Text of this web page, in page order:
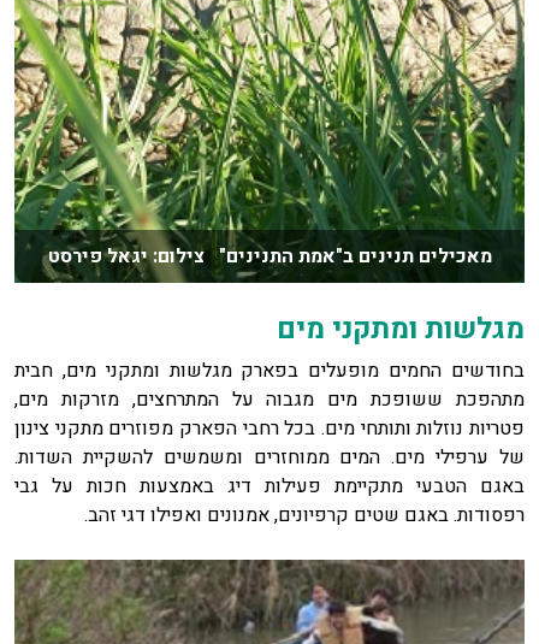
מאכילים תנינים ב"אמת התנינים" צילום: יגאל פירסט
מגלשות ומתקני מים
בחודשים החמים מופעלים בפארק מגלשות ומתקני מים, חבית
מתהפכת ששופכת מים מגבוה על המתרחצים, מזרקות מים,
פטריות נוזלות ותותחי מים. בכל רחבי הפארק מפוזרים מתקני צינון
של ערפילי מים. המים ממוחזרים ומשמשים להשקיית השדות.
באגם הטבעי מתקיימת פעילות דיג באמצעות חכות על גבי
רפסודות. באגם שטים קרפיונים, אמנונים ואפילו דגי זהב.